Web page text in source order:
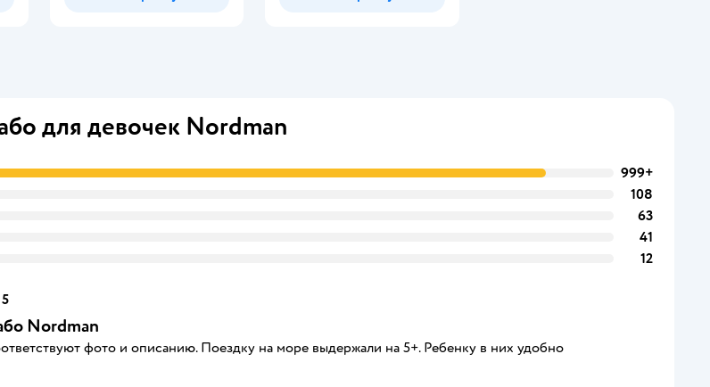
для девочек Nordman
999+
108
63
41
12
5
Nordman
фото и описанию. Поездку на море выдержали на 5+. Ребенку в них удобно